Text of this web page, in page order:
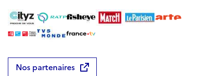
Nos partenaires